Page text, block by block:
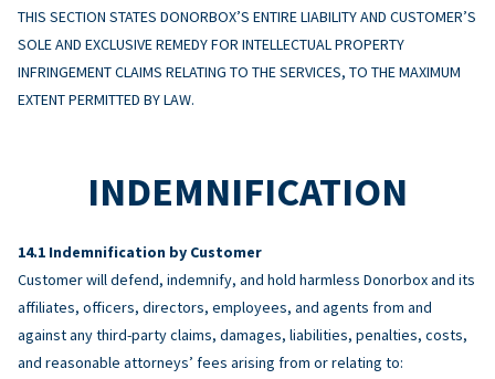
THIS SECTION STATES DONORBOX’S ENTIRE LIABILITY AND CUSTOMER’S
SOLE AND EXCLUSIVE REMEDY FOR INTELLECTUAL PROPERTY
INFRINGEMENT CLAIMS RELATING TO THE SERVICES, TO THE MAXIMUM
EXTENT PERMITTED BY LAW.
INDEMNIFICATION
Indemnification by Customer
Customer will defend, indemnify, and hold harmless Donorbox and its
affiliates, officers, directors, employees, and agents from and
against any third-party claims, damages, liabilities, penalties, costs,
and reasonable attorneys’ fees arising from or relating to: